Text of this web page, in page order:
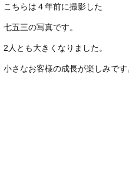
こちらは４年前に撮影した
七五三の写真です。
2人とも大きくなりました。
小さなお客様の成長が楽しみです